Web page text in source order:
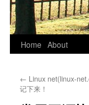
Home About
← Linux net(linux-
记下来！